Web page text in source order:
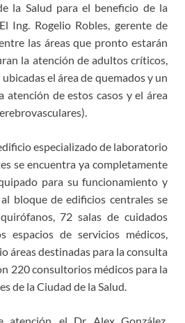
la Salud para el beneficio de la
Ing. Rogelio Robles, gerente de
las áreas que pronto estarán
la atención de adultos críticos,
el área de quemados y un
atención de estos casos y el área
especializado de laboratorio
se encuentra ya completamente
para su funcionamiento y
bloque de edificios centrales se
72 salas de cuidados
espacios de servicios médicos,
áreas destinadas para la consulta
220 consultorios médicos para la
de la Ciudad de la Salud.